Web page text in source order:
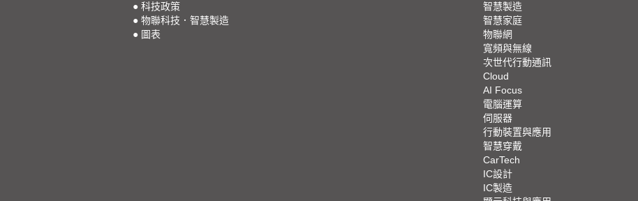
● 科技政策
● 物聯科技．智慧製造
● 圖表
智慧製造
智慧家庭
物聯網
寬頻與無線
次世代行動通訊
Cloud
AI Focus
電腦運算
伺服器
行動裝置與應用
智慧穿戴
CarTech
IC設計
IC製造